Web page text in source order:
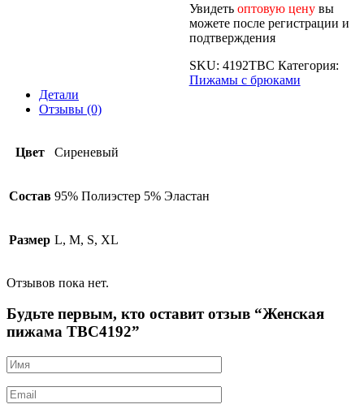
Увидеть оптовую ценувы
можете после регистрации и
подтверждения
SKU: 4192TBC Категория:
Пижамы с брюками
Детали
Отзывы (0)
Цвет Сиреневый
Состав 95% Полиэстер 5% Эластан
Размер L, M, S, XL
Отзывов пока нет.
Будьте первым, кто оставит отзыв “Женская
пижамa TBC4192”